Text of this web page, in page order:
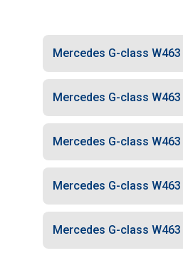
Mercedes G-class W463
Mercedes G-class W463
Mercedes G-class W463
Mercedes G-class W463
Mercedes G-class W463